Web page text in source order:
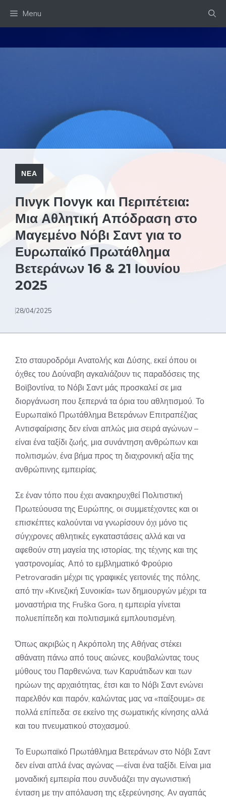
Menu
ΝΕΑ
Πινγκ Πονγκ και Περιπέτεια:
Μια Αθλητική Απόδραση στο
Μαγεμένο Νόβι Σαντ για το
Ευρωπαϊκό Πρωτάθλημα
Βετεράνων 16 & 21 Ιουνίου
2025
28/04/2025
Στο σταυροδρόμι Ανατολής και Δύσης, εκεί όπου οι
όχθες του Δούναβη αγκαλιάζουν τις παραδόσεις της
Βοϊβοντίνα, το Νόβι Σαντ μάς προσκαλεί σε μια
διοργάνωση που ξεπερνά τα όρια του αθλητισμού. Το
Ευρωπαϊκό Πρωτάθλημα Βετεράνων Επιτραπέζιας
Αντισφαίρισης δεν είναι απλώς μια σειρά αγώνων –
είναι ένα ταξίδι ζωής, μια συνάντηση ανθρώπων και
πολιτισμών, ένα βήμα προς τη διαχρονική αξία της
ανθρώπινης εμπειρίας.
Σε έναν τόπο που έχει ανακηρυχθεί Πολιτιστική
Πρωτεύουσα της Ευρώπης, οι συμμετέχοντες και οι
επισκέπτες καλούνται να γνωρίσουν όχι μόνο τις
σύγχρονες αθλητικές εγκαταστάσεις αλλά και να
αφεθούν στη μαγεία της ιστορίας, της τέχνης και της
γαστρονομίας. Από το εμβληματικό Φρούριο
Petrovaradin μέχρι τις γραφικές γειτονιές της πόλης,
από την «Κινεζική Συνοικία» των δημιουργών μέχρι τα
μοναστήρια της Fruška Gora, η εμπειρία γίνεται
πολυεπίπεδη και πολιτισμικά εμπλουτισμένη.
Όπως ακριβώς η Ακρόπολη της Αθήνας στέκει
αθάνατη πάνω από τους αιώνες, κουβαλώντας τους
μύθους του Παρθενώνα, των Καρυάτιδων και των
ηρώων της αρχαιότητας, έτσι και το Νόβι Σαντ ενώνει
παρελθόν και παρόν, καλώντας μας να «παίξουμε» σε
πολλά επίπεδα: σε εκείνο της σωματικής κίνησης αλλά
και του πνευματικού στοχασμού.
Το Ευρωπαϊκό Πρωτάθλημα Βετεράνων στο Νόβι Σαντ
δεν είναι απλά ένας αγώνας —είναι ένα ταξίδι. Είναι μια
μοναδική εμπειρία που συνδυάζει την αγωνιστική
ένταση με την απόλαυση της εξερεύνησης. Αν αγαπάς